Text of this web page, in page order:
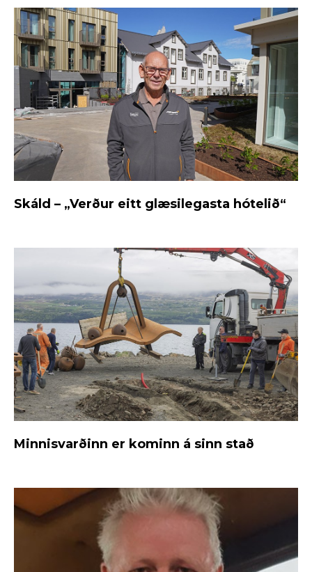
Skáld – „Verður eitt glæsilegasta hótelið“
Minnisvarðinn er kominn á sinn stað